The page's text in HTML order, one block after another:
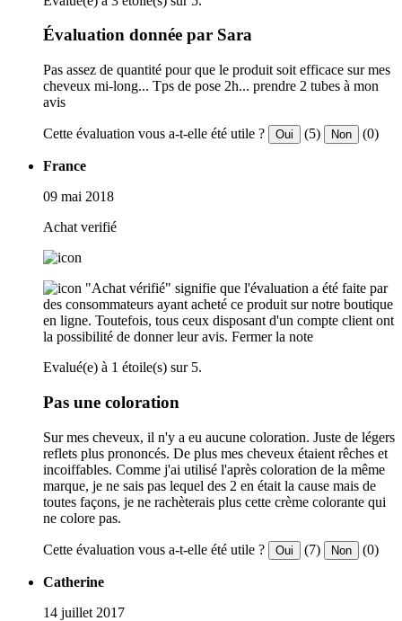
Évaluation donnée par Sara
Pas assez de quantité pour que le produit soit efficace sur mes
cheveux mi-long... Tps de pose 2h... prendre 2 tubes à mon
avis
Cette évaluation vous a-t-elle été utile ? Oui (5) Non (0)
France
09 mai 2018
Achat verifié
"Achat vérifié" signifie que l'évaluation a été faite par
des consommateurs ayant acheté ce produit sur notre boutique
en ligne. Toutefois, tous ceux disposant d'un compte client ont
la possibilité de donner leur avis. Fermer la note
Evalué(e) à 1 étoile(s) sur 5.
Pas une coloration
Sur mes cheveux, il n'y a eu aucune coloration. Juste de légers
reflets plus prononcés. De plus mes cheveux étaient rêches et
incoiffables. Comme j'ai utilisé l'après coloration de la même
marque, je ne sais pas lequel des 2 en était la cause mais de
toutes façons, je ne rachèterais plus cette crème colorante qui
ne colore pas.
Cette évaluation vous a-t-elle été utile ? Oui (7) Non (0)
Catherine
14 juillet 2017